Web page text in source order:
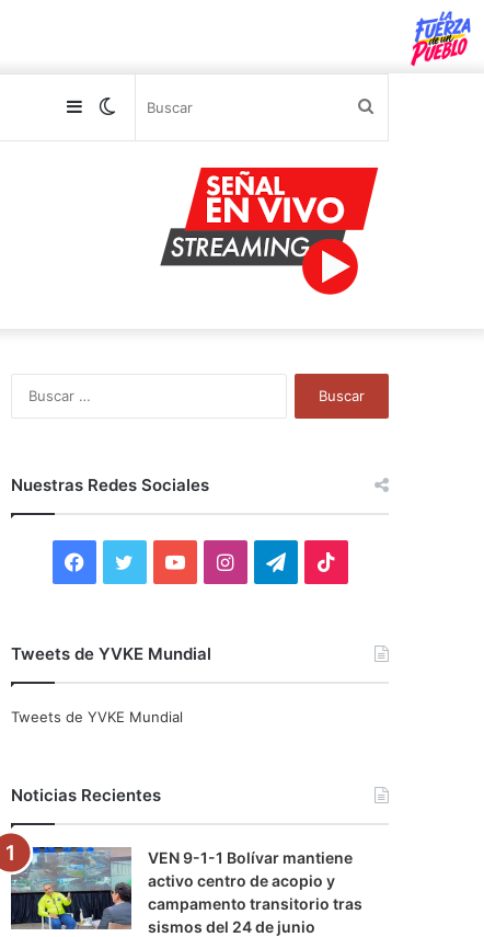
Switch
Sidebar
Nuestras Redes Sociales
F
c
o
k
i
r
Y
u
e
I
r
a
m
T
a
m
Tweets de YVKE Mundial
Tweets de YVKE Mundial
Noticias Recientes
VEN 9-1-1 Bolívar mantiene
activo centro de acopio y
campamento transitorio tras
sismos del 24 de junio